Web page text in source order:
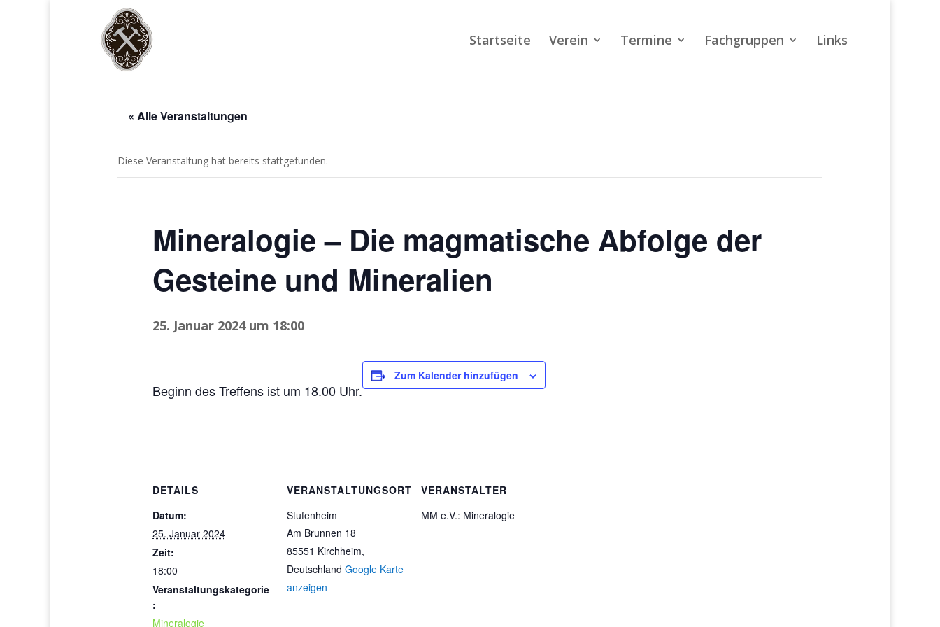
Startseite Verein Termine Fachgruppen Links
« Alle Veranstaltungen
Diese Veranstaltung hat bereits stattgefunden.
Mineralogie – Die magmatische Abfolge der
Gesteine und Mineralien
25. Januar 2024 um 18:00
Beginn des Treffens ist um 18.00 Uhr.
Zum Kalender hinzufügen
DETAILS
Datum:
25. Januar 2024
Zeit:
18:00
Veranstaltungskategorie
:
Mineralogie
VERANSTALTUNGSORT
Stufenheim
Am Brunnen 18
85551 Kirchheim,
Deutschland Google Karte
anzeigen
VERANSTALTER
MM e.V.: Mineralogie